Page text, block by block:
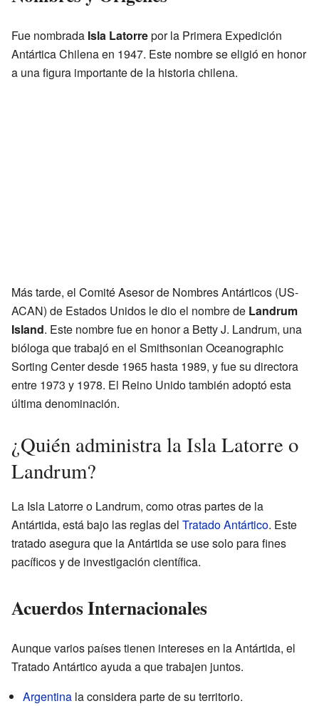
Fue nombrada Isla Latorrepor la Primera Expedición
Antártica Chilena en 1947. Este nombre se eligió en honor
a una figura importante de la historia chilena.
Más tarde, el Comité Asesor de Nombres Antárticos (US-
ACAN) de Estados Unidos le dio el nombre de Landrum
Island. Este nombre fue en honor a Betty J. Landrum, una
bióloga que trabajó en el Smithsonian Oceanographic
Sorting Center desde 1965 hasta 1989, y fue su directora
entre 1973 y 1978. El Reino Unido también adoptó esta
última denominación.
¿Quién administra la Isla Latorre o
Landrum?
La Isla Latorre o Landrum, como otras partes de la
Antártida, está bajo las reglas del Tratado Antártico. Este
tratado asegura que la Antártida se use solo para fines
pacíficos y de investigación científica.
Acuerdos Internacionales
Aunque varios países tienen intereses en la Antártida, el
Tratado Antártico ayuda a que trabajen juntos.
Argentina la considera parte de su territorio.